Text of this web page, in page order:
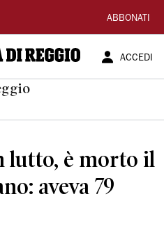
ABBONATI
ACCEDI
lutto, è morto il
aveva 79